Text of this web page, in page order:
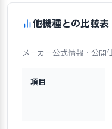
他機種との比較表
メーカー公式情報・公開
項目